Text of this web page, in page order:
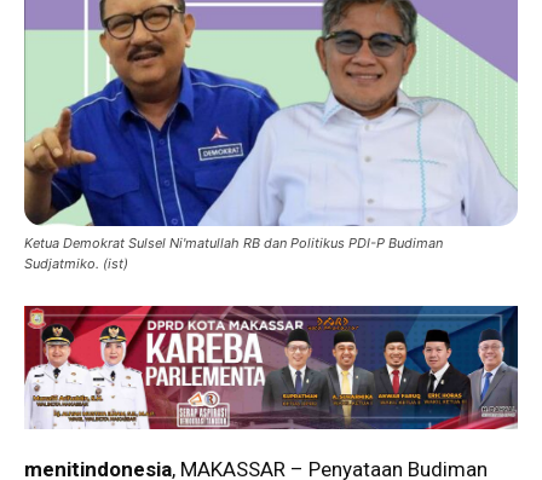
Ketua Demokrat Sulsel Ni'matullah RB dan Politikus PDI-P Budiman
Sudjatmiko. (ist)
menitindonesia, MAKASSAR – Penyataan Budiman